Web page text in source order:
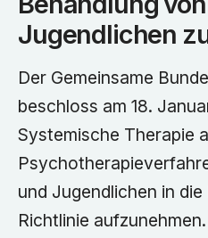
Jugendlichen
Der Gemeinsame
beschloss am 18.
Systemische Therapie
und Jugendlichen in
Richtlinie